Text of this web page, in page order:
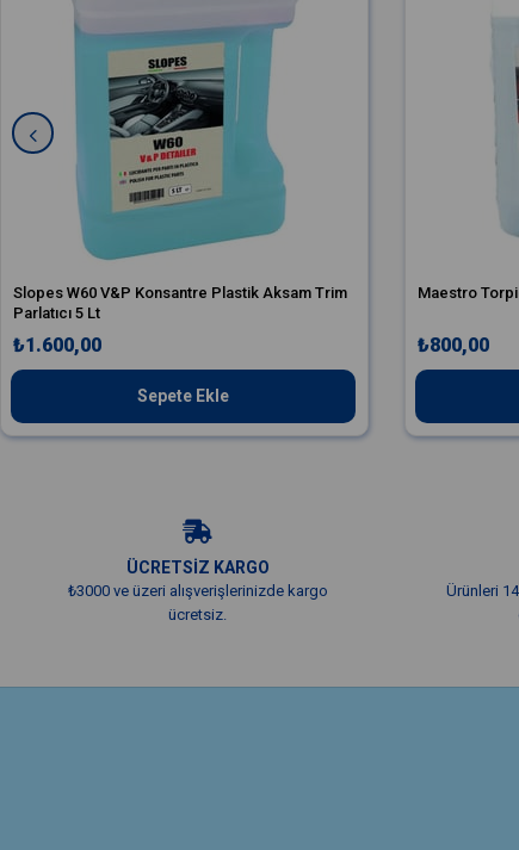
Slopes W60 V&P Konsantre Plastik Aksam Trim
Parlatıcı 5 Lt
₺1.600,00
Sepete Ekle
Maestro
₺800,00
ÜCRETSİZ KARGO
₺3000 ve üzeri alışverişlerinizde kargo
ücretsiz.
Ürünleri